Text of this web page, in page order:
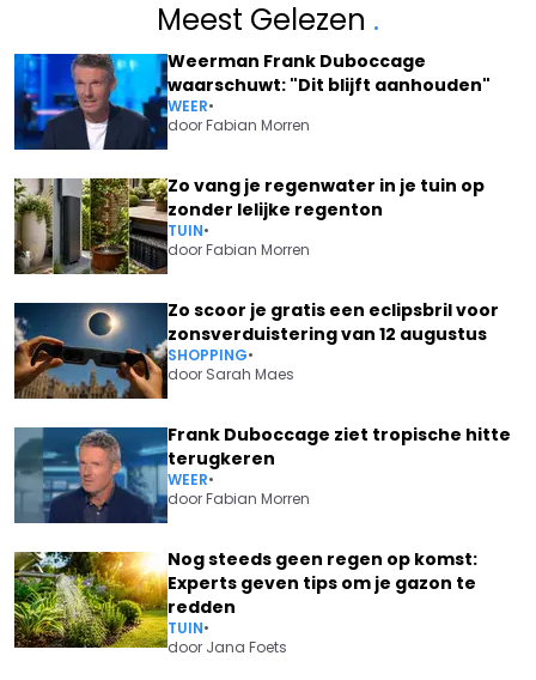
Meest Gelezen .
Weerman Frank Duboccage
waarschuwt: "Dit blijft aanhouden"
WEER•
doorFabian Morren
Zo vang je regenwater in je tuin op
zonder lelijke regenton
TUIN•
doorFabian Morren
Zo scoor je gratis een eclipsbril voor
zonsverduistering van 12 augustus
SHOPPING•
door Sarah Maes
Frank Duboccage ziet tropische hitte
terugkeren
WEER•
doorFabian Morren
Nog steeds geen regen op komst:
Experts geven tips om je gazon te
redden
TUIN•
door Jana Foets